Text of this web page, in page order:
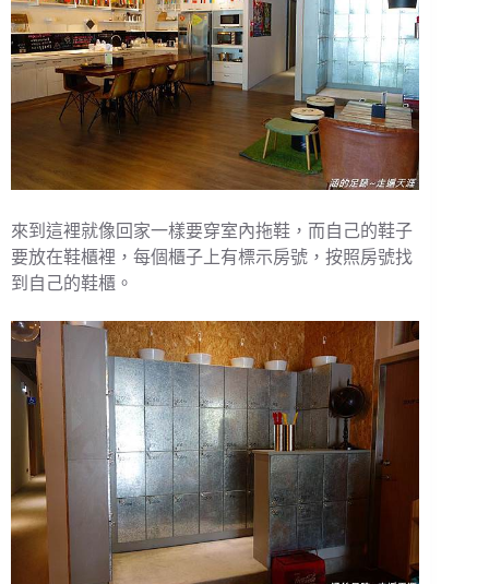
來到這裡就像回家一樣要穿室內拖鞋，而自己的鞋子
要放在鞋櫃裡，每個櫃子上有標示房號，按照房號找
到自己的鞋櫃。